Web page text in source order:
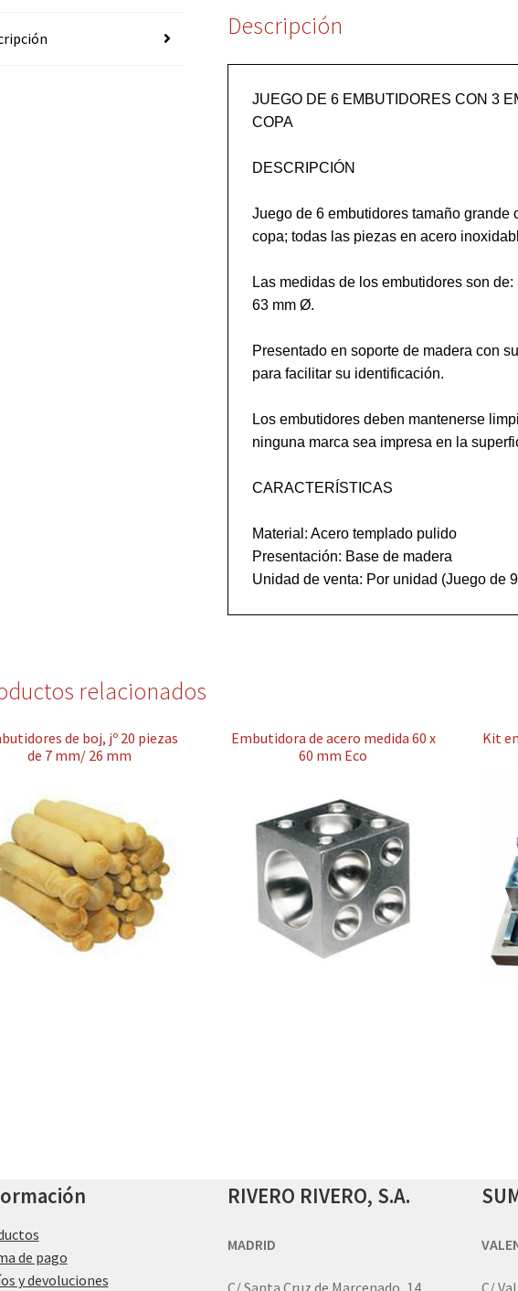
Descripción
JUEGO DE 6 EMBUTIDORES CON 3
COPA
DESCRIPCIÓN
Juego de 6 embutidores tamaño grande
copa; todas las piezas en acero
Las medidas de los embutidores son de:
63 mm Ø.
Presentado en soporte de madera con
para facilitar su identificación.
Los embutidores deben mantenerse
ninguna marca sea impresa en la
CARACTERÍSTICAS
Material: Acero templado pulido
Presentación: Base de madera
relacionados
de boj, jº 20 piezas
de 7 mm/ 26 mm
Embutidora de acero medida 60 x
60 mm Eco
Kit
de pago
y devoluciones
RIVERO RIVERO, S.A.
MADRID